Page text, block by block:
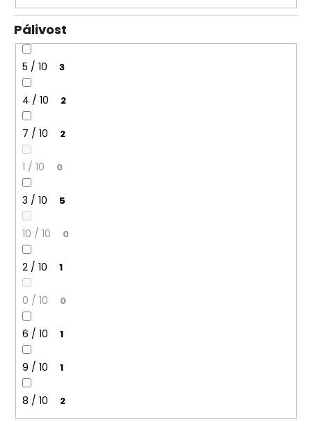
Pálivost
5 / 10 3
4 / 10 2
7 / 10 2
1 / 10 0
3 / 10 5
10 / 10 0
2 / 10 1
0 / 10 0
6 / 10 1
9 / 10 1
8 / 10 2